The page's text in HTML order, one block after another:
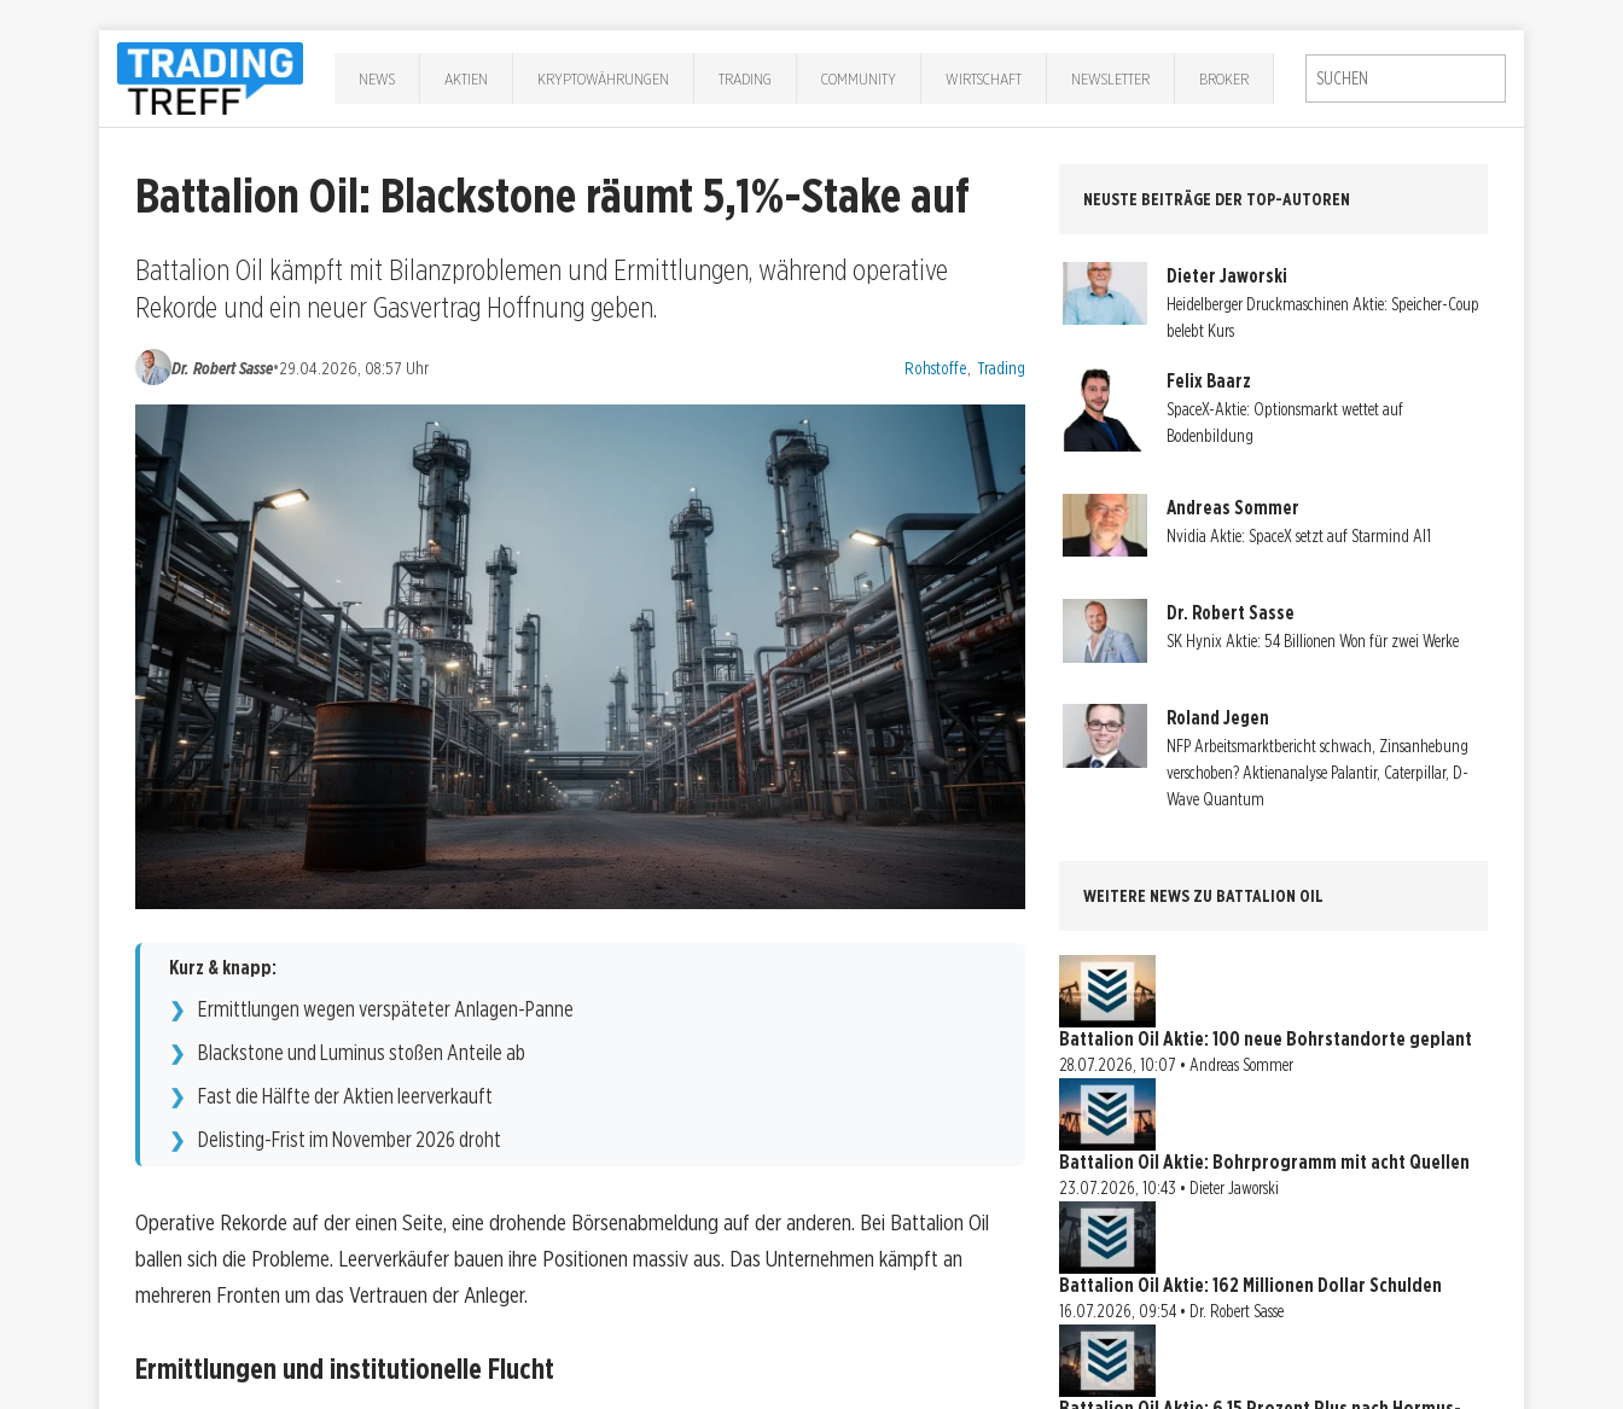
NEWS AKTIEN KRYPTOWÄHRUNGEN TRADING COMMUNITY WIRTSCHAFT NEWSLETTER BROKER
Battalion Oil: Blackstone räumt 5,1%-Stake auf
Battalion Oil kämpft mit Bilanzproblemen und Ermittlungen, während operative
Rekorde und ein neuer Gasvertrag Hoffnung geben.
Dr. Robert Sasse•29.04.2026, 08:57 Uhr Kategorien:
Rohstoffe Trading
Kurz & knapp:
Ermittlungen wegen verspäteter Anlagen-Panne
Blackstone und Luminus stoßen Anteile ab
Fast die Hälfte der Aktien leerverkauft
Delisting-Frist im November 2026 droht
Operative Rekorde auf der einen Seite, eine drohende Börsenabmeldung auf der anderen. Bei Battalion Oil
ballen sich die Probleme. Leerverkäufer bauen ihre Positionen massiv aus. Das Unternehmen kämpft an
mehreren Fronten um das Vertrauen der Anleger.
Ermittlungen und institutionelle Flucht
NEUSTE BEITRÄGE DER TOP-AUTOREN
Dieter Jaworski
Heidelberger Druckmaschinen Aktie: Speicher-Coup
belebt Kurs
Felix Baarz
SpaceX-Aktie: Optionsmarkt wettet auf
Bodenbildung
Andreas Sommer
Nvidia Aktie: SpaceX setzt auf Starmind AI1
Dr. Robert Sasse
SK Hynix Aktie: 54 Billionen Won für zwei Werke
Roland Jegen
NFP Arbeitsmarktbericht schwach, Zinsanhebung
verschoben? Aktienanalyse Palantir, Caterpillar, D-
Wave Quantum
WEITERE NEWS ZU BATTALION OIL
Battalion Oil Aktie: 100 neue Bohrstandorte geplant
28.07.2026, 10:07 • Andreas Sommer
Battalion Oil Aktie: Bohrprogramm mit acht Quellen
23.07.2026, 10:43 • Dieter Jaworski
Battalion Oil Aktie: 162 Millionen Dollar Schulden
16.07.2026, 09:54 • Dr. Robert Sasse